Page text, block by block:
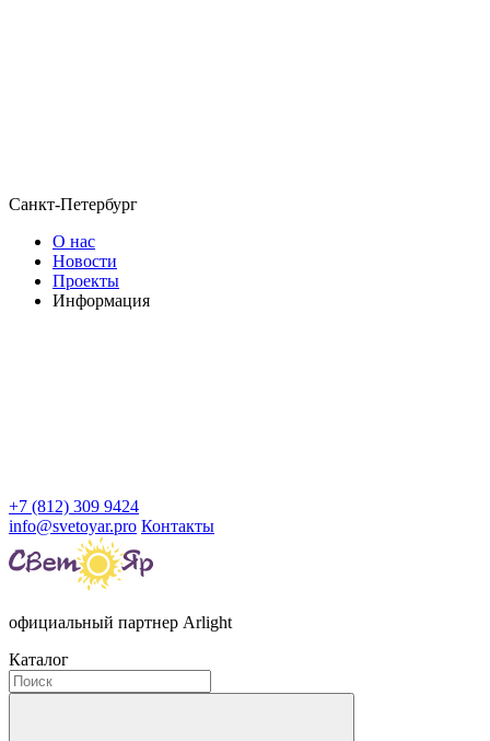
Санкт-Петербург
О нас
Новости
Проекты
Информация
+7 (812) 309 9424
info@svetoyar.pro Контакты
официальный партнер Arlight
Каталог